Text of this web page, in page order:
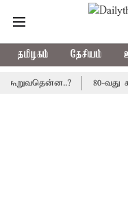
தமிழகம் தேசியம்
80-வது